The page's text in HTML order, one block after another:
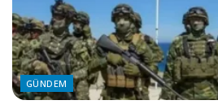
GÜNDEM